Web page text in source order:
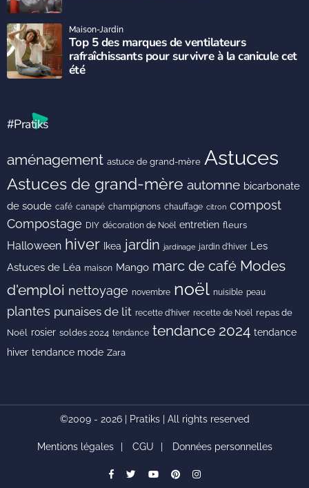
Top 5 des marques de ventilateurs
rafraîchissants pour survivre à la canicule cet
été
Maison-Jardin
#Pratiks
aménagement astuce de grand-mère Astuces
Astuces de grand-mère automne bicarbonate
de soude café canapé champignons chauffage citron compost
Compostage DIY décoration de Noël entretien fleurs
Halloween hiver Ikea jardin jardinage jardin d'hiver Les
Astuces de Léa maison Mango marc de café Modes
d'emploi nettoyage novembre noël nuisible peau
plantes punaises de lit recette d'hiver recette de Noël repas de
Noël rosier soldes 2024 tendance tendance 2024 tendance
hiver tendance mode Zara
©2009 - 2026 | Pratiks | All rights reserved
Mentions légales CGU Données personnelles
facebook
Twitteryoutubepinterestinstagram